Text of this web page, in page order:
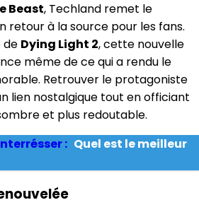
Beast, Techland remet le
retour à la source pour les fans.
de Dying Light 2, cette nouvelle
même de ce qui a rendu le
Retrouver le protagoniste
lien nostalgique tout en officiant
et plus redoutable.
: Quel est le meilleur